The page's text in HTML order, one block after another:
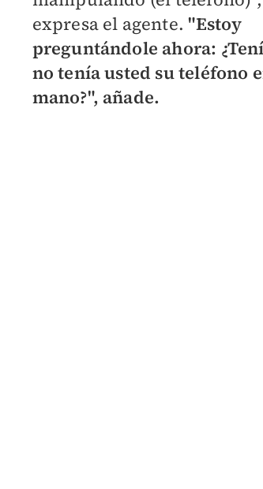
expresa el agente."Estoy
preguntándole ahora:
no tenía usted su teléfono
mano?", añade.